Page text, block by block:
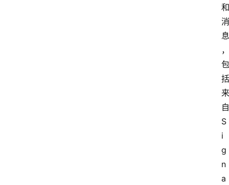
和
消
息
，
包
括
来
自
S
i
g
n
a